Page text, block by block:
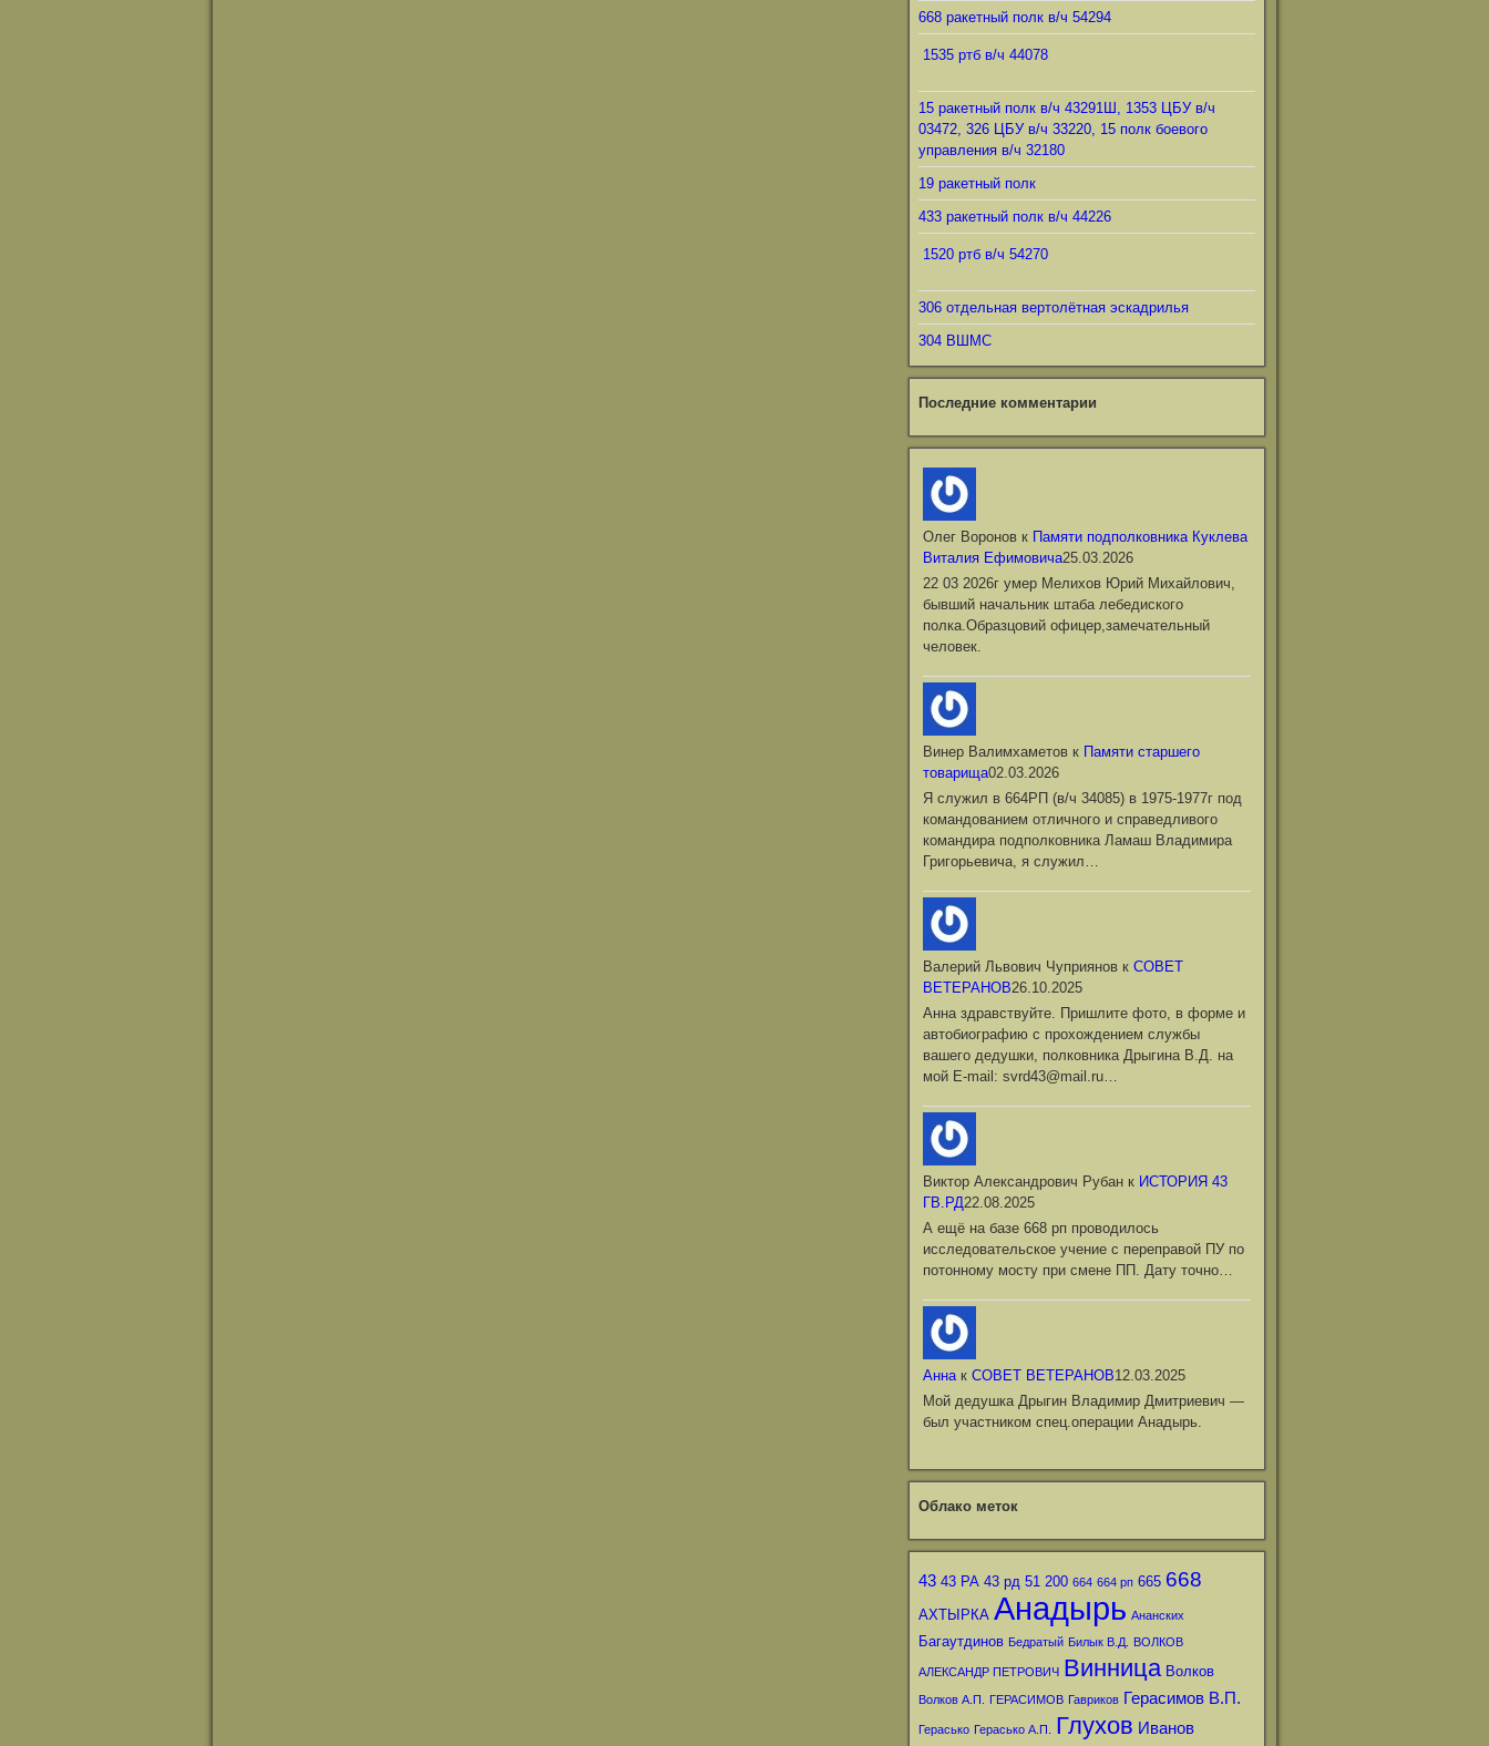
668 ракетный полк в/ч 54294
1535 ртб в/ч 44078
15 ракетный полк в/ч 43291Ш, 1353 ЦБУ в/ч
03472, 326 ЦБУ в/ч 33220, 15 полк боевого
управления в/ч 32180
19 ракетный полк
433 ракетный полк в/ч 44226
1520 ртб в/ч 54270
306 отдельная вертолётная эскадрилья
304 ВШМС
Последние комментарии
Олег Вороновк Памяти подполковника Куклева
Виталия Ефимовича25.03.2026
22 03 2026г умер Мелихов Юрий Михайлович,
бывший начальник штаба лебедиского
полка.Образцовий офицер,замечательный
человек.
Винер Валимхаметовк Памяти старшего
товарища02.03.2026
Я служил в 664РП (в/ч 34085) в 1975-1977г под
командованием отличного и справедливого
командира подполковника Ламаш Владимира
Григорьевича, я служил…
Валерий Львович Чуприяновк СОВЕТ
ВЕТЕРАНОВ26.10.2025
Анна здравствуйте. Пришлите фото, в форме и
автобиографию с прохождением службы
вашего дедушки, полковника Дрыгина В.Д. на
мой Е-mail: svrd43@mail.ru…
Виктор Александрович Рубанк ИСТОРИЯ 43
ГВ.РД22.08.2025
А ещё на базе 668 рп проводилось
исследовательское учение с переправой ПУ по
потонному мосту при смене ПП. Дату точно…
Аннак СОВЕТ ВЕТЕРАНОВ12.03.2025
Мой дедушка Дрыгин Владимир Дмитриевич —
был участником спец.операции Анадырь.
Облако меток
43 43 РА 43 рд 51 200 664 664 рп 665 668
АХТЫРКА Анадырь Ананских
Багаутдинов Бедратый Билык В.Д. ВОЛКОВ
АЛЕКСАНДР ПЕТРОВИЧ Винница Волков
Волков А.П. ГЕРАСИМОВ Гавриков Герасимов В.П.
Герасько Герасько А.П. Глухов Иванов